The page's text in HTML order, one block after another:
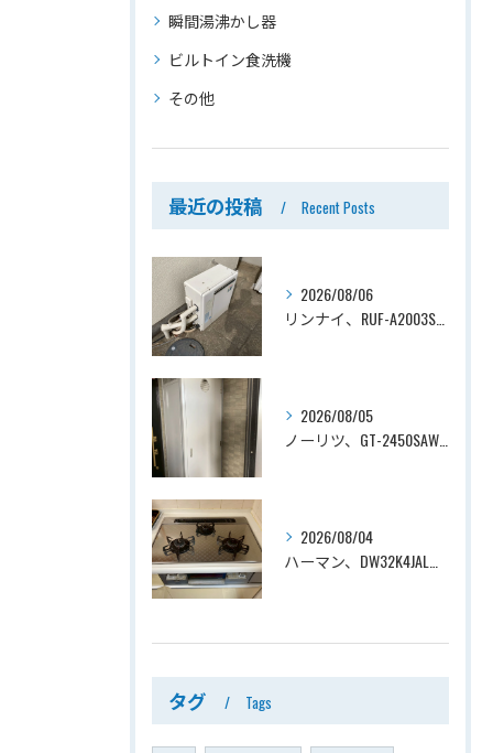
瞬間湯沸かし器
ビルトイン食洗機
その他
最近の投稿 Recent Posts
2026/08/06
2026/08/05
2026/08/04
タグ Tags